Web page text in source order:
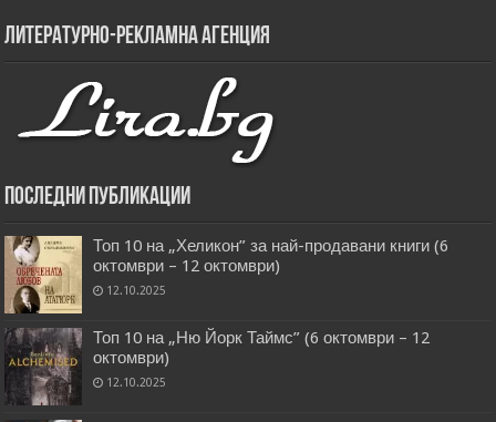
Литературно-рекламна агенция
Последни публикации
Топ 10 на „Хеликон” за най-продавани книги (6
октомври – 12 октомври)
12.10.2025
Топ 10 на „Ню Йорк Таймс” (6 октомври – 12
октомври)
12.10.2025